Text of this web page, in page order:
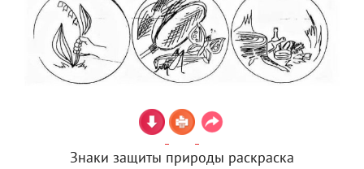
Знаки защиты природы раскраска